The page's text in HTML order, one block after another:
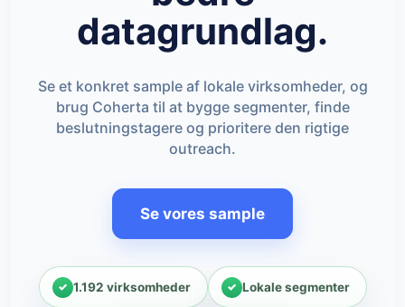
datagrundlag.
Se et konkret sample af lokale virksomheder, og
brug Coherta til at bygge segmenter, finde
beslutningstagere og prioritere den rigtige
outreach.
Se vores sample
1.192 virksomheder Lokale segmenter